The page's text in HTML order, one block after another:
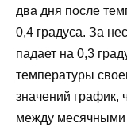
два дня после
0,4 градуса. За
падает на 0,3
температуры
значений график,
между месячными